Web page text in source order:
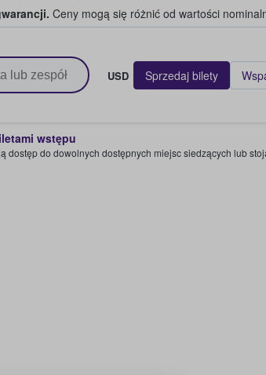
Ceny mogą się różnić od wartości
USD Sprzedaj bilety
wstępu
dostęp do dowolnych dostępnych miejsc siedzących lub